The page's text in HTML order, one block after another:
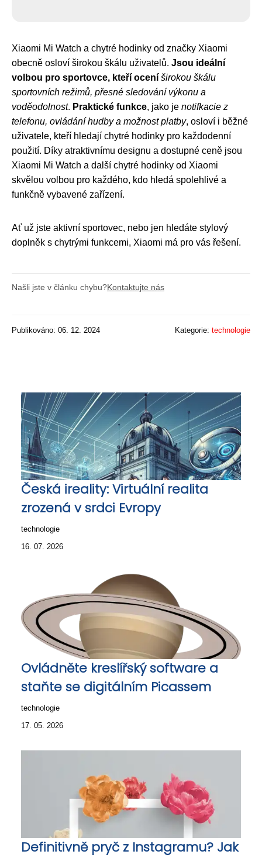
Xiaomi Mi Watch a chytré hodinky od značky Xiaomi
obecně osloví širokou škálu uživatelů. Jsou ideální
volbou pro sportovce, kteří ocení širokou škálu
sportovních režimů, přesné sledování výkonu a
voděodolnost. Praktické funkce, jako je notifkacie z
telefonu, ovládání hudby a možnost platby, osloví i běžné
uživatele, kteří hledají chytré hodinky pro každodenní
použití. Díky atraktivnímu designu a dostupné ceně jsou
Xiaomi Mi Watch a další chytré hodinky od Xiaomi
skvělou volbou pro každého, kdo hledá spolehlivé a
funkčně vybavené zařízení.
Ať už jste aktivní sportovec, nebo jen hledáte stylový
doplněk s chytrými funkcemi, Xiaomi má pro vás řešení.
Našli jste v článku chybu?Kontaktujte nás
Publikováno: 06. 12. 2024 Kategorie: technologie
Česká ireality: Virtuální realita
zrozená v srdci Evropy
technologie
16. 07. 2026
Ovládněte kreslířský software a
staňte se digitálním Picassem
technologie
17. 05. 2026
Definitivně pryč z Instagramu? Jak